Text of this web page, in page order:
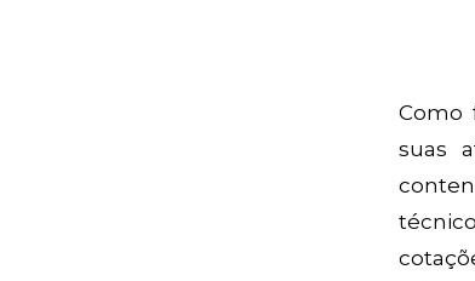
Como
suas